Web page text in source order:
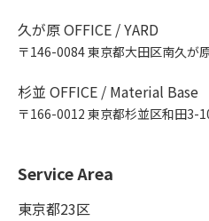
久が原 OFFICE / YARD
〒146-0084 東京都大田区南久が
杉並 OFFICE / Material Base
〒166-0012 東京都杉並区和田3-
Service Area
東京都23区